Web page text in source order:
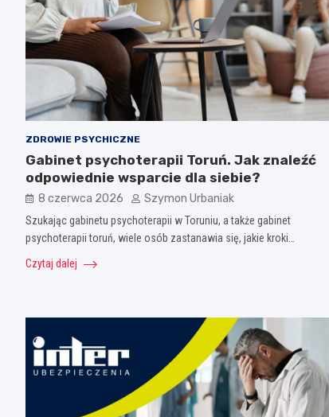
ZDROWIE PSYCHICZNE
Gabinet psychoterapii Toruń. Jak znaleźć
odpowiednie wsparcie dla siebie?
8 czerwca 2026 Szymon Urbaniak
Szukając gabinetu psychoterapii w Toruniu, a także gabinet
psychoterapii toruń, wiele osób zastanawia się, jakie kroki…
Czytaj dalej